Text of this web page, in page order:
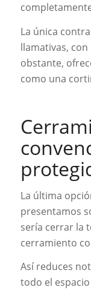
La única
llamativas,
obstante,
como una
La última
presentamos
sería cerrar la
cerramiento
Así reduces
todo el